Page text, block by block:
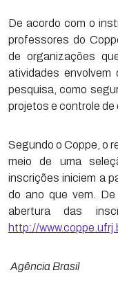
De acordo com o
professores do
de organizações
atividades
pesquisa, como
projetos e controle de
Segundo o Coppe, o
meio de uma
inscrições iniciem a
do ano que vem.
abertura das
http://
Agência Brasil